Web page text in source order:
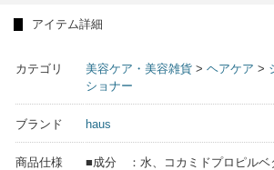
アイテム詳細
カテゴリ 美容ケア・美容雑貨 > ヘアケア >
ショナー
ブランド haus
商品仕様
■成分 ：水、コカミドプロピルベ